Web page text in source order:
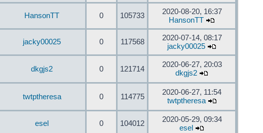
HansonTT 0 105733
2020-08-20, 16:37
HansonTT
jacky00025 0 117568
2020-07-14, 08:17
jacky00025
dkgjs2 0 121714
2020-06-27, 20:03
dkgjs2
twtptheresa 0 114775
2020-06-27, 11:54
twtptheresa
esel 0 104012
2020-05-29, 09:34
esel